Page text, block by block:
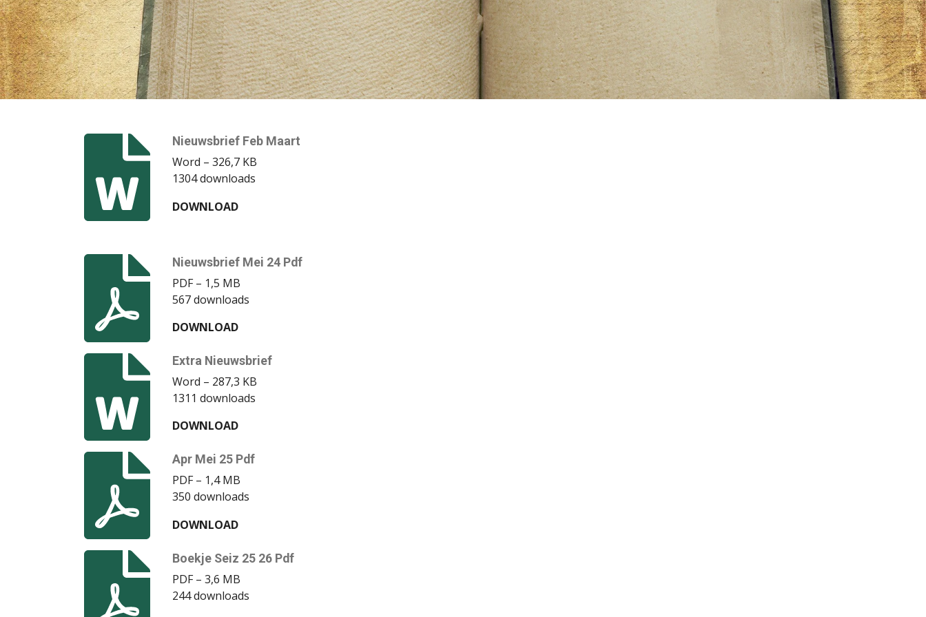
Nieuwsbrief Feb Maart
Word – 326,7 KB
1304 downloads
DOWNLOAD
Nieuwsbrief Mei 24 Pdf
PDF – 1,5 MB
567 downloads
DOWNLOAD
Extra Nieuwsbrief
Word – 287,3 KB
1311 downloads
DOWNLOAD
Apr Mei 25 Pdf
PDF – 1,4 MB
350 downloads
DOWNLOAD
Boekje Seiz 25 26 Pdf
PDF – 3,6 MB
244 downloads